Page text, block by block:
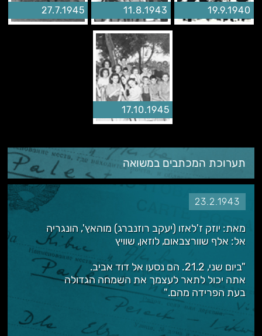
תערוכת המכתבים במשואה
23.2.1943
מאת: יוזק ז'לאזו (יעקב רוזנברג) מוהאץ', הונגריה
אל: אלף שוורצבאום, לוזאן, שוויץ
"ביום שני, 21.2. הם נסעו אל דוד אביב.
אתה יכול לתאר לעצמך את השמחה הגדולה
בעת הפרידה מהם."
19.9.1940
11.8.1943
27.7.1945
17.10.1945